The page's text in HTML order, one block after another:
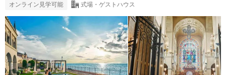
オンライン見学可能 式場・ゲストハウス